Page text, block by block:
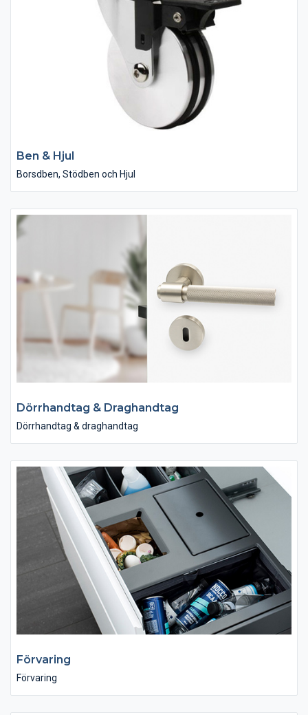
Ben & Hjul
Borsdben, Stödben och Hjul
Dörrhandtag & Draghandtag
Dörrhandtag & draghandtag
Förvaring
Förvaring